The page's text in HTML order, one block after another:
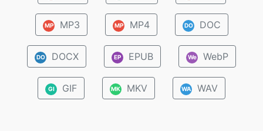
MP MP3 MP MP4 DO DOC
DO DOCX EP EPUB We WebP
GI GIF MK MKV WA WAV